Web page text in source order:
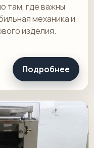
там, где важны
механика и
изделия.
Подробнее